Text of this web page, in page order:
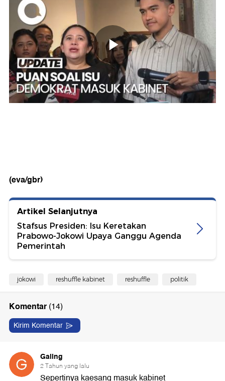
(eva/gbr)
Artikel Selanjutnya
Stafsus Presiden: Isu Keretakan
Prabowo-Jokowi Upaya Ganggu Agenda
Pemerintah
jokowi reshuffle kabinet reshuffle politik